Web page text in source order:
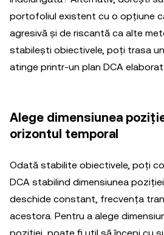
portofoliul existent cu o opțiune
agresivă și de riscantă ca alte
stabilești obiectivele, poți trasa
atinge printr-un plan DCA
Alege dimensiunea
orizontul temporal
Odată stabilite obiectivele, poți
DCA stabilind dimensiunea
deschide constant, frecvența
acestora. Pentru a alege